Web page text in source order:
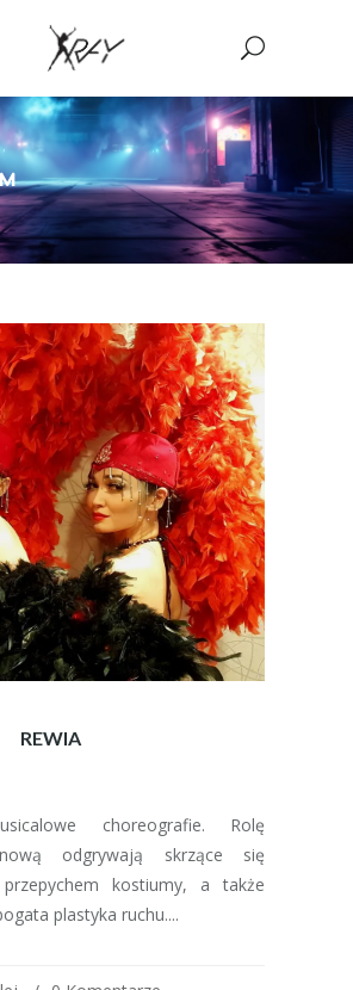
REWIA
choreografie. Rolę
odgrywają skrzące się
kostiumy, a także
plastyka ruchu....